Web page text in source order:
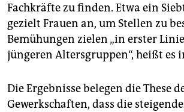
Fachkräfte zu finden. Etwa ein
gezielt Frauen an, um Stellen zu
Bemühungen zielen „in erster
jüngeren Altersgruppen“, heißt es
Die Ergebnisse belegen die These
Gewerkschaften, dass die